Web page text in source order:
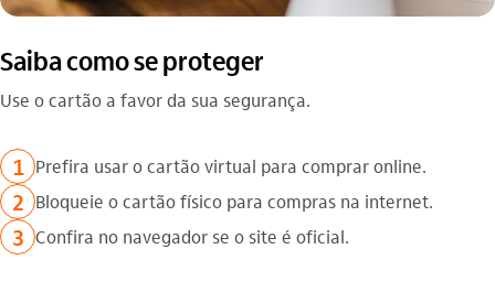
Saiba como se proteger
Use o cartão a favor da sua segurança.
1 Prefira usar o cartão virtual para comprar online.
2 Bloqueie o cartão físico para compras na internet.
3 Confira no navegador se o site é oficial.